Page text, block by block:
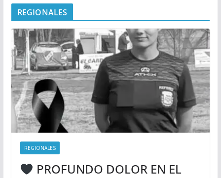
REGIONALES
REGIONALES
PROFUNDO DOLOR EN EL